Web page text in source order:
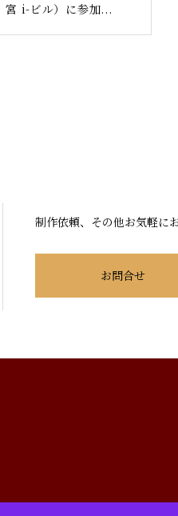
宮 i-ビル）に参加...
制作依頼、その他お気軽に
お問合せ